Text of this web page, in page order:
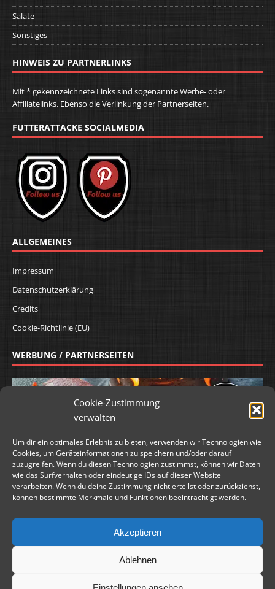
Cookie-Zustimmung
verwalten
Um dir ein optimales Erlebnis zu bieten, verwenden wir Technologien wie
Cookies, um Geräteinformationen zu speichern und/oder darauf
zuzugreifen. Wenn du diesen Technologien zustimmst, können wir Daten
wie das Surfverhalten oder eindeutige IDs auf dieser Website
verarbeiten. Wenn du deine Zustimmung nicht erteilst oder zurückziehst,
können bestimmte Merkmale und Funktionen beeinträchtigt werden.
Akzeptieren
Ablehnen
Salate
Sonstiges
HINWEIS ZU PARTNERLINKS
Mit * gekennzeichnete Links sind sogenannte Werbe- oder
Affiliatelinks. Ebenso die Verlinkung der Partnerseiten.
FUTTERATTACKE SOCIALMEDIA
ALLGEMEINES
Impressum
Datenschutzerklärung
Credits
Cookie-Richtlinie (EU)
WERBUNG / PARTNERSEITEN
WERBUNG / PARTNERSEITEN